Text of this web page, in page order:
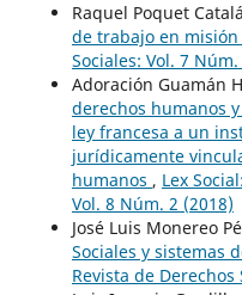
Raquel Poquet
de trabajo en misión
Sociales: Vol. 7
Adoración Guamán
derechos humanos
ley francesa a un
jurídicamente
humanos , Lex
Vol. 8 Núm. 2 (2018)
José Luis Monereo
Sociales y sistemas
Revista de Derechos